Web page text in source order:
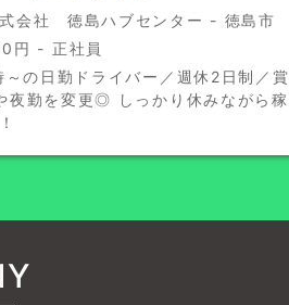
会社 徳島ハブセンター - 徳島市
円 - 正社員
の日勤ドライバー／週休2日制／賞
夜勤を変更◎ しっかり休みながら稼